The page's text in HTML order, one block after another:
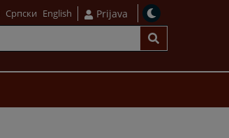
Српски English Prijava